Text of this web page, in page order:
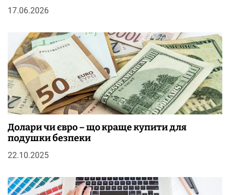
17.06.2026
Долари чи євро – що краще купити для
подушки безпеки
22.10.2025